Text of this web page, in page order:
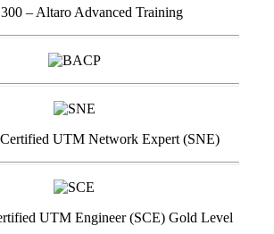
– Altaro Advanced Training
Certified UTM Network Expert (SNE)
UTM Engineer (SCE) Gold Level